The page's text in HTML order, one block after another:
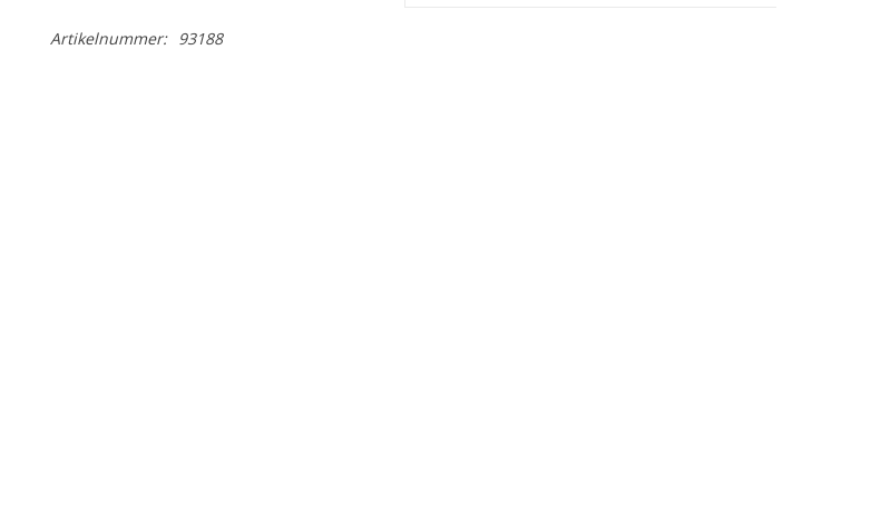
Artikelnummer: 93188